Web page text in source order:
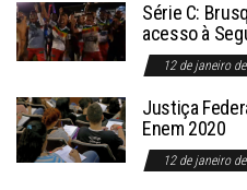
Série C:
acesso à
12 de janeiro
Justiça
Enem 2020
12 de janeiro